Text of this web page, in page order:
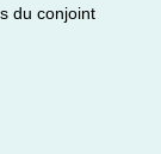
du conjoint